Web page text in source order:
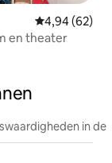
Gemiddelde
4,94 (62)
en theater
in de